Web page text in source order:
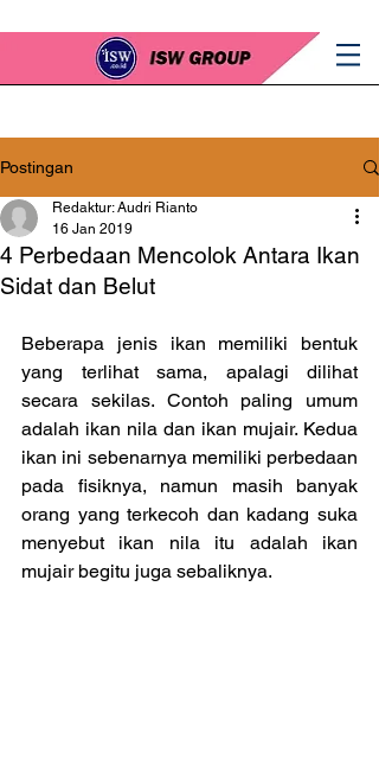
Postingan
4 Perbedaan Mencolok Antara Ikan
Sidat dan Belut
Redaktur: Audri Rianto
16 Jan 2019
Beberapa jenis ikan memiliki bentuk
yang terlihat sama, apalagi dilihat
secara sekilas. Contoh paling umum
adalah ikan nila dan ikan mujair. Kedua
ikan ini sebenarnya memiliki perbedaan
pada fisiknya, namun masih banyak
orang yang terkecoh dan kadang suka
menyebut ikan nila itu adalah ikan
mujair begitu juga sebaliknya.